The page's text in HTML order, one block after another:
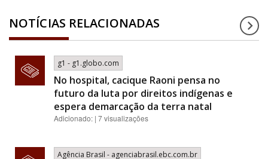
NOTÍCIAS RELACIONADAS
g1 - g1.globo.com
No hospital, cacique Raoni pensa no
futuro da luta por direitos indígenas e
espera demarcação da terra natal
Adicionado: | 7 visualizações
Agência Brasil - agenciabrasil.ebc.com.br